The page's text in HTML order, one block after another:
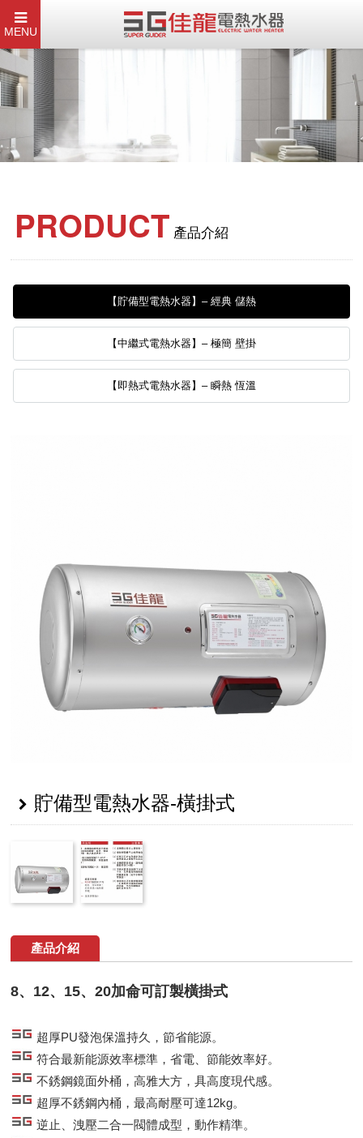
MENU
PRODUCT 產品介紹
【貯備型電熱水器】– 經典 儲熱
【中繼式電熱水器】– 極簡 壁掛
【即熱式電熱水器】– 瞬熱 恆溫
貯備型電熱水器-橫掛式
產品介紹
8、12、15、20加侖可訂製橫掛式
超厚PU發泡保溫持久，節省能源。
符合最新能源效率標準，省電、節能效率好。
不銹鋼鏡面外桶，高雅大方，具高度現代感。
超厚不銹鋼內桶，最高耐壓可達12kg。
逆止、洩壓二合一閥體成型，動作精準。